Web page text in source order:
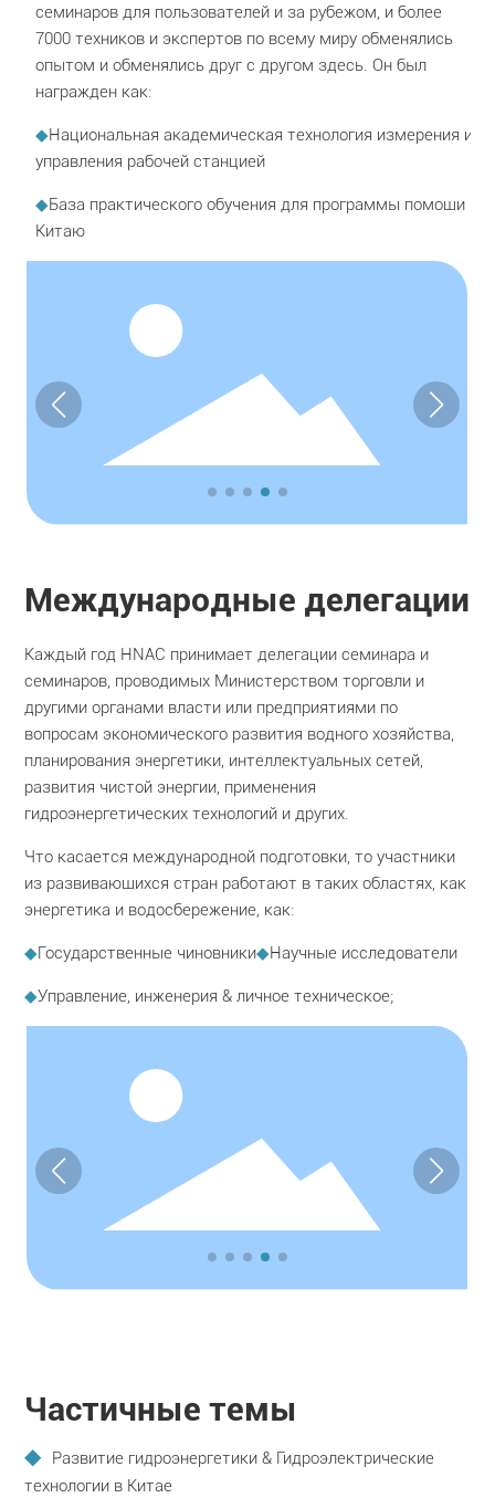
семинаров для пользователей и за рубежом, и более
7000 техников и экспертов по всему миру обменялись
опытом и обменялись друг с другом здесь. Он был
награжден как:
◆Национальная академическая технология измерения и
управления рабочей станцией
◆База практического обучения для программы помощи
Китаю
Международные делегации
Каждый год HNAC принимает делегации семинара и
семинаров, проводимых Министерством торговли и
другими органами власти или предприятиями по
вопросам экономического развития водного хозяйства,
планирования энергетики, интеллектуальных сетей,
развития чистой энергии, применения
гидроэнергетических технологий и других.
Что касается международной подготовки, то участники
из развивающихся стран работают в таких областях, как
энергетика и водосбережение, как:
◆Государственные чиновники◆Научные исследователи
◆Управление, инженерия & личное техническое;
Частичные темы
Развитие гидроэнергетики & Гидроэлектрические
технологии в Китае